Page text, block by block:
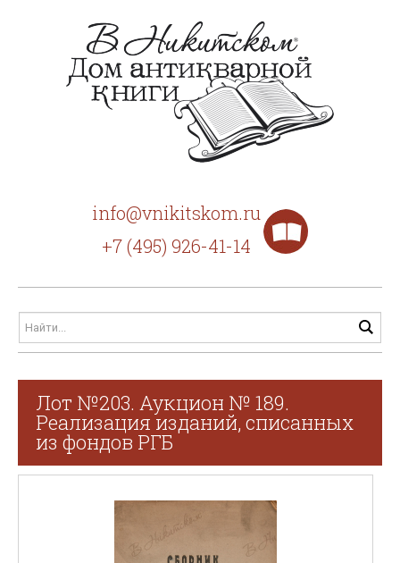
info@vnikitskom.ru
+7 (495) 926-41-14
Лот №203. Аукцион № 189.
Реализация изданий, списанных
из фондов РГБ